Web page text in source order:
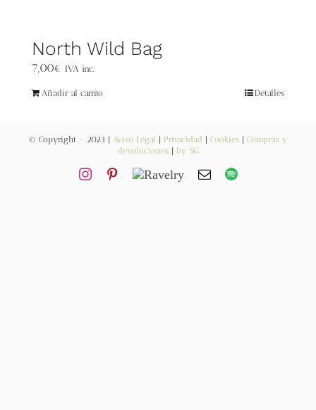
Videos
Contacto
Newsletter
North Wild Bag
7,00€ IVA inc.
Añadir al carrito Detalles
© Copyright – 2023 | Aviso Legal Privacidad Cookies| Compras y
devoluciones| by SG